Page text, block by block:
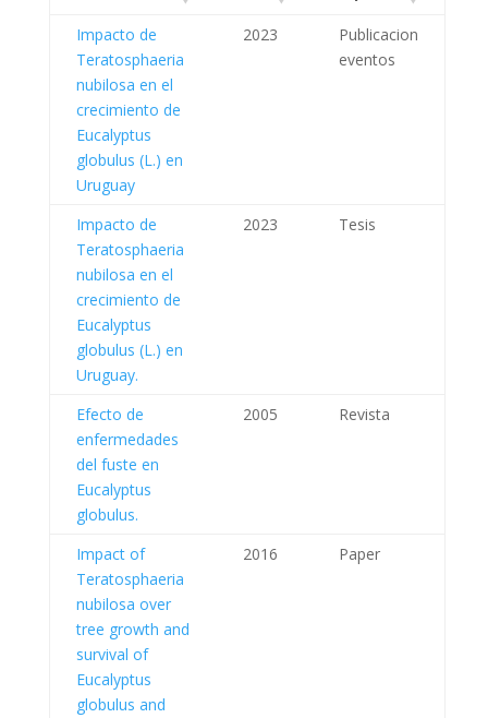
Impacto de
Teratosphaeria
nubilosa en el
crecimiento de
Eucalyptus
globulus (L.) en
Uruguay
2023
Publicacion
eventos
Impacto de
Teratosphaeria
nubilosa en el
crecimiento de
Eucalyptus
globulus (L.) en
Uruguay.
2023 Tesis
Efecto de
enfermedades
del fuste en
Eucalyptus
globulus.
2005 Revista
Impact of
Teratosphaeria
nubilosa over
tree growth and
survival of
Eucalyptus
globulus and
2016 Paper